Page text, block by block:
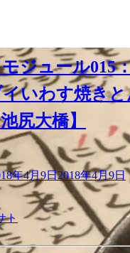
ジュール015
いわす焼き
尻大橋】
年4月9日2018年4月9日
ト